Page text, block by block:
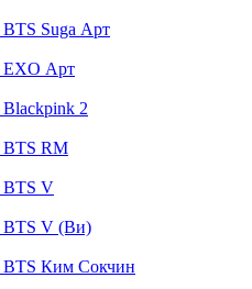
BTS Suga Арт
EXO Арт
Blackpink 2
BTS RM
BTS V
BTS V (Ви)
BTS Ким Сокчин